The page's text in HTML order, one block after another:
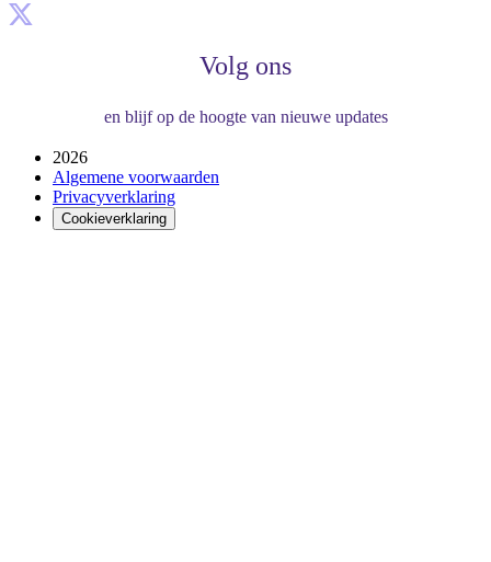
Volg ons
en blijf op de hoogte van nieuwe updates
2026
Algemene voorwaarden
Privacyverklaring
Cookieverklaring